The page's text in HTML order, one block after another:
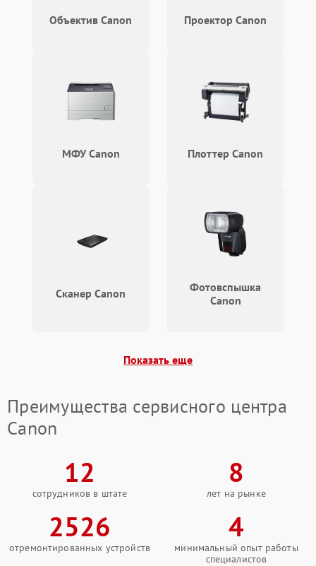
Объектив Canon Проектор Canon
МФУ Canon Плоттер Canon
Сканер Canon
Фотовспышка
Canon
Показать еще
Преимущества сервисного центра
Canon
12
сотрудников в штате
8
лет на рынке
2526
отремонтированных устройств
4
минимальный опыт работы
специалистов